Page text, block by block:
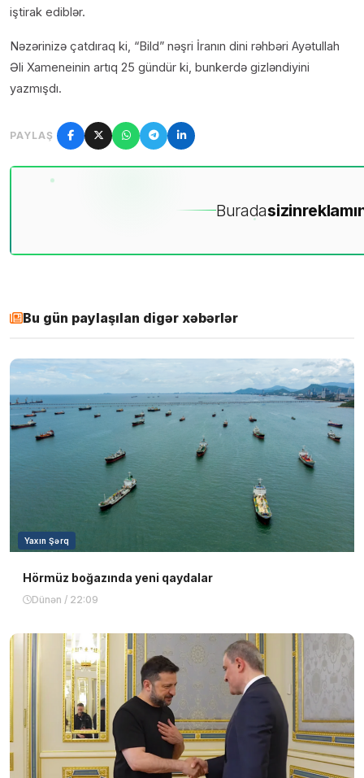
iştirak ediblər.
Nəzərinizə çatdıraq ki, “Bild” nəşri İranın dini rəhbəri Ayətullah
Əli Xameneinin artıq 25 gündür ki, bunkerdə gizləndiyini
yazmışdı.
PAYLAŞ
Buradasizin
Bu gün paylaşılan digər xəbərlər
Yaxın Şərq
Hörmüz boğazında yeni qaydalar
Dünən / 22:09